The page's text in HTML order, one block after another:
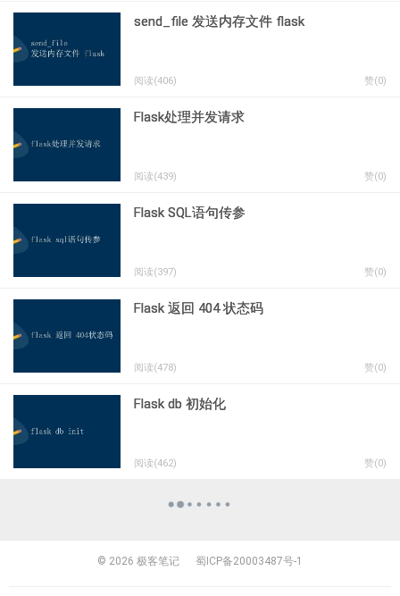
send_file 发送内存文件 flask
阅读(406) 赞(0)
Flask处理并发请求
阅读(439) 赞(0)
Flask SQL语句传参
阅读(397) 赞(0)
Flask 返回 404 状态码
阅读(478) 赞(0)
Flask db 初始化
阅读(462) 赞(0)
© 2026 极客笔记 蜀ICP备20003487号-1